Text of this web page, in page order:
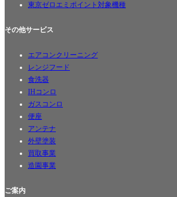
東京ゼロエミポイント対象機種
その他サービス
エアコンクリーニング
レンジフード
食洗器
IHコンロ
ガスコンロ
便座
アンテナ
外壁塗装
買取事業
造園事業
ご案内